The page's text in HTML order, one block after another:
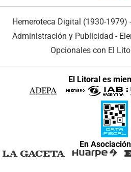
Hemeroteca Digital (1930-1979) -
Administración y Publicidad -
Opcionales con El
El Litoral es
En